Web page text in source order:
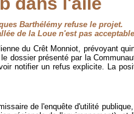
Barthélémy refuse le projet.
de la Loue n'est pas
du Crêt Monniot, prévoyant
dossier présenté par la
notifier un refus explicite. La
de l'enquête d'utilité